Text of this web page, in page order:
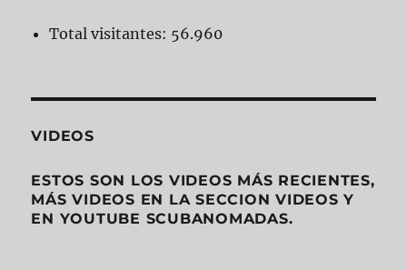
Total visitantes: 56.960
VIDEOS
ESTOS SON LOS VIDEOS MÁS RECIENTES,
MÁS VIDEOS EN LA SECCION VIDEOS Y
EN YOUTUBE SCUBANOMADAS.